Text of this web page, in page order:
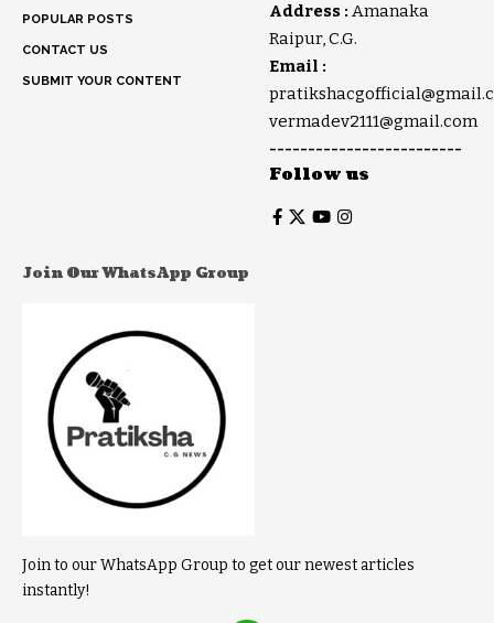
POPULAR POSTS
CONTACT US
SUBMIT YOUR CONTENT
Address : Amanaka
Raipur, C.G.
Email :
vermadev2111@gmail.com
-------------------------
Follow us
Join Our WhatsApp Group
Join to our WhatsApp Group to get our newest articles
instantly!